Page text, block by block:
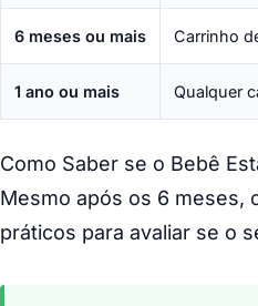
6 meses ou mais Carrinho
1 ano ou mais Qualquer
Como Saber se o Bebê
Mesmo após os 6 meses,
práticos para avaliar se o